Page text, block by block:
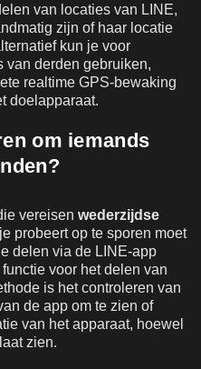
van locaties van LINE,
zijn of haar locatie
kun je voor
van derden gebruiken,
realtime GPS-bewaking
doelapparaat.
om iemands
vereisen wederzijdse
probeert op te sporen moet
delen via de LINE-app
voor het delen van
is het controleren van
de app om te zien of
van het apparaat, hoewel
zien.